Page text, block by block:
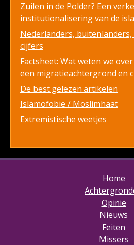
Zuilen in de Polder? Een
institutionalisering van de
Nederlanders,
cijfers
Factsheet: Wat weten we
een migratieachtergrond en
De best gelezen artikelen
Islamofobie / Moslimhaat
Extremistische weetjes
Home
Opinie
Nieuws
Feiten
Missers